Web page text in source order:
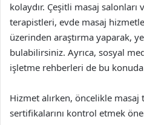
kolaydır. Çeşitli masaj
terapistleri, evde masaj
üzerinden araştırma yaparak,
bulabilirsiniz. Ayrıca, sosyal
işletme rehberleri de bu
Hizmet alırken, öncelikle
sertifikalarını kontrol etmek